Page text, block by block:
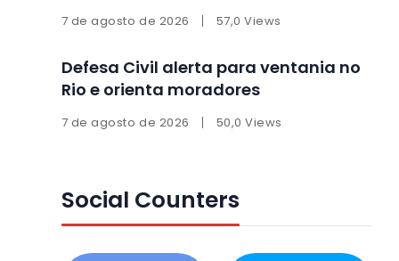
7 de agosto de 2026 57,0 Views
Defesa Civil alerta para ventania no
Rio e orienta moradores
7 de agosto de 2026 50,0 Views
Social Counters